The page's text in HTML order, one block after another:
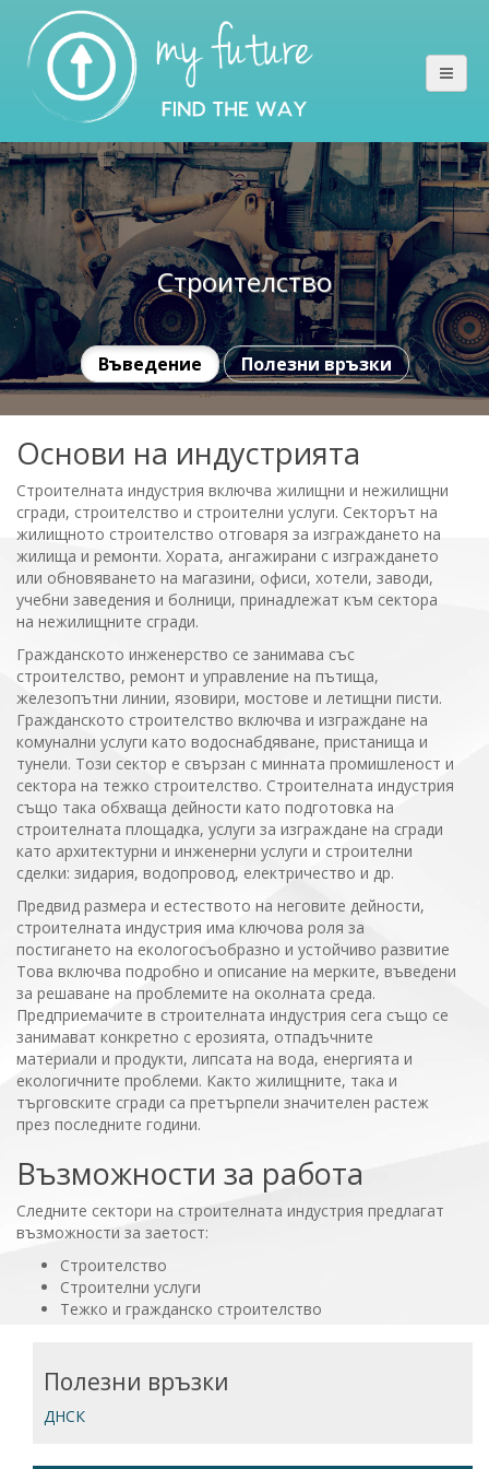
Строителство
Въведение Полезни връзки
Основи на индустрията
Строителната индустрия включва жилищни и нежилищни
сгради, строителство и строителни услуги. Секторът на
жилищното строителство отговаря за изграждането на
жилища и ремонти. Хората, ангажирани с изграждането
или обновяването на магазини, офиси, хотели, заводи,
учебни заведения и болници, принадлежат към сектора
на нежилищните сгради.
Гражданското инженерство се занимава със
строителство, ремонт и управление на пътища,
железопътни линии, язовири, мостове и летищни писти.
Гражданското строителство включва и изграждане на
комунални услуги като водоснабдяване, пристанища и
тунели. Този сектор е свързан с минната промишленост и
сектора на тежко строителство. Строителната индустрия
също така обхваща дейности като подготовка на
строителната площадка, услуги за изграждане на сгради
като архитектурни и инженерни услуги и строителни
сделки: зидария, водопровод, електричество и др.
Предвид размера и естеството на неговите дейности,
строителната индустрия има ключова роля за
постигането на екологосъобразно и устойчиво развитие
Това включва подробно и описание на мерките, въведени
за решаване на проблемите на околната среда.
Предприемачите в строителната индустрия сега също се
занимават конкретно с ерозията, отпадъчните
материали и продукти, липсата на вода, енергията и
екологичните проблеми. Както жилищните, така и
търговските сгради са претърпели значителен растеж
през последните години.
Възможности за работа
Следните сектори на строителната индустрия предлагат
възможности за заетост:
Строителство
Строителни услуги
Тежко и гражданско строителство
Полезни връзки
ДНСК